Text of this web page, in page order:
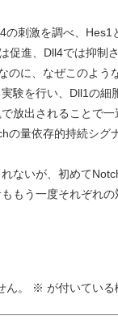
刺激を調べ、
促進、Dll4では抑制
のに、なぜこのよう
験を行い、Dll1の
放出されることで
の量依存的持続シグ
ないが、初めて
もう一度それぞれ
。 ※ が付いてい